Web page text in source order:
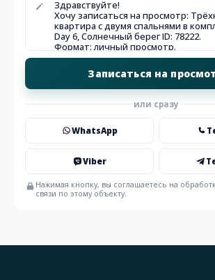
или сразу
WhatsApp
Viber
Нажимая кнопку, вы соглашаетесь на
связи по этому объекту.